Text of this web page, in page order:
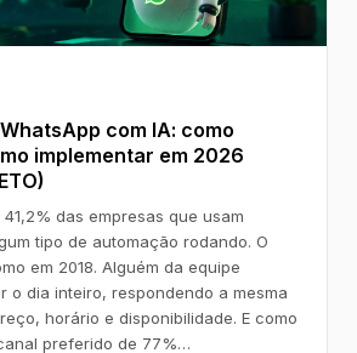
com IA: como
implementar em 2026
das empresas que usam
tipo de automação rodando. O
em 2018. Alguém da equipe
o dia inteiro, respondendo a mesma
horário e disponibilidade. E como
preferido de 77%…